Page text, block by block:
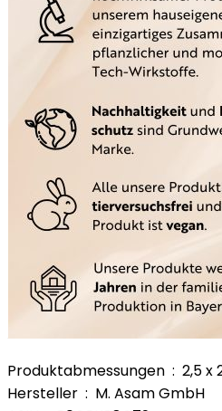
Hersteller ‏ : ‎ M. Asam GmbH